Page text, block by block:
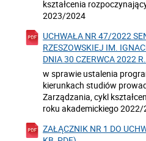
kształcenia
2023/2024
UCHWAŁA NR 47/2022
RZESZOWSKIEJ IM.
DNIA 30 CZERWCA 2022
w sprawie ustalenia
kierunkach studiów
Zarządzania, cykl
roku akademickiego 2022/
ZAŁĄCZNIK NR 1 DO